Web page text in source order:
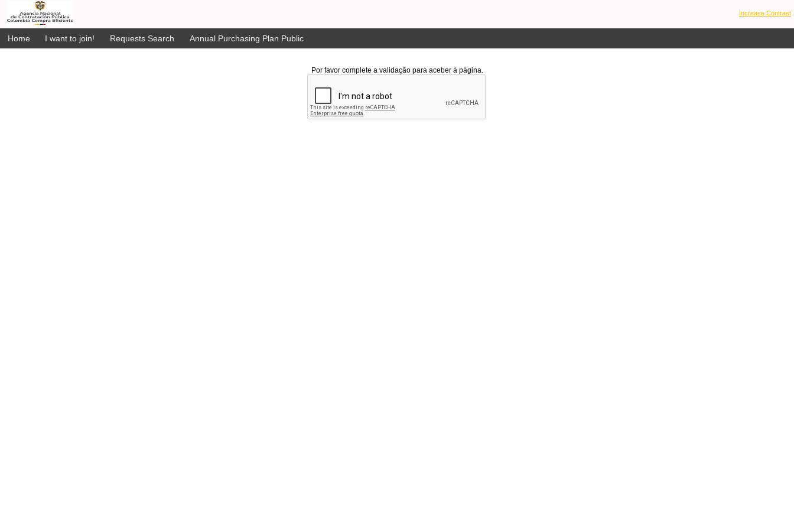
Increase Contrast
Home I want to join! Requests Search Annual Purchasing Plan Public
Por favor complete a validação para aceber à página.